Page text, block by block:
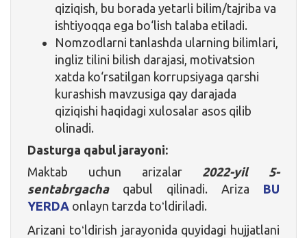
qiziqish, bu borada yetarli bilim/tajriba va
ishtiyoqqa ega bo‘lish talaba etiladi.
Nomzodlarni tanlashda ularning bilimlari,
ingliz tilini bilish darajasi, motivatsion
xatda ko‘rsatilgan korrupsiyaga qarshi
kurashish mavzusiga qay darajada
qiziqishi haqidagi xulosalar asos qilib
olinadi.
Dasturga qabul jarayoni:
Maktab uchun arizalar 2022-yil 5-
sentabrgachaqabul qilinadi. Ariza BU
YERDA onlayn tarzda toʻldiriladi.
Arizani toʻldirish jarayonida quyidagi hujjatlani